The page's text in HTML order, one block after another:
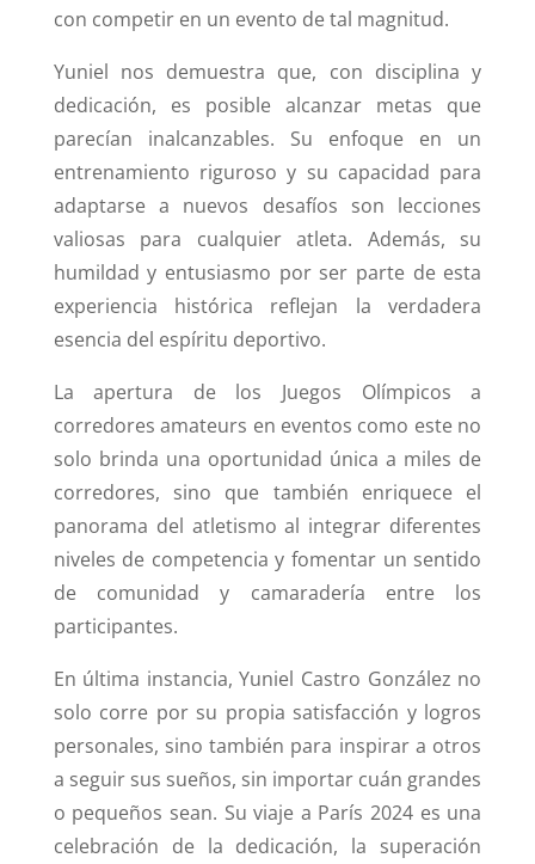
con competir en un evento de tal magnitud.
Yuniel nos demuestra que, con disciplina y
dedicación, es posible alcanzar metas que
parecían inalcanzables. Su enfoque en un
entrenamiento riguroso y su capacidad para
adaptarse a nuevos desafíos son lecciones
valiosas para cualquier atleta. Además, su
humildad y entusiasmo por ser parte de esta
experiencia histórica reflejan la verdadera
esencia del espíritu deportivo.
La apertura de los Juegos Olímpicos a
corredores amateurs en eventos como este no
solo brinda una oportunidad única a miles de
corredores, sino que también enriquece el
panorama del atletismo al integrar diferentes
niveles de competencia y fomentar un sentido
de comunidad y camaradería entre los
participantes.
En última instancia, Yuniel Castro González no
solo corre por su propia satisfacción y logros
personales, sino también para inspirar a otros
a seguir sus sueños, sin importar cuán grandes
o pequeños sean. Su viaje a París 2024 es una
celebración de la dedicación, la superación